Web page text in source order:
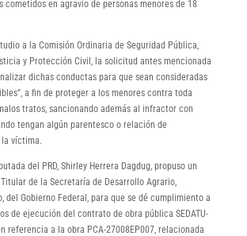
cometidos en agravio de personas menores de 18
a la Comisión Ordinaria de Seguridad Pública,
y Protección Civil, la solicitud antes mencionada
dichas conductas para que sean consideradas
a fin de proteger a los menores contra toda
tratos, sancionando además al infractor con
tengan algún parentesco o relación de
víctima.
del PRD, Shirley Herrera Dagdug, propuso un
de la Secretaría de Desarrollo Agrario,
del Gobierno Federal, para que se dé cumplimiento a
de ejecución del contrato de obra pública SEDATU-
referencia a la obra PCA-27008EP007, relacionada